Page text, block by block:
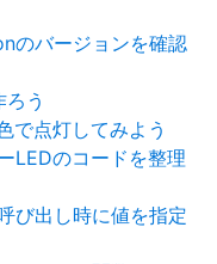
のバージョンを確認
う
で点灯してみよう
LEDのコードを整理
び出し時に値を指定